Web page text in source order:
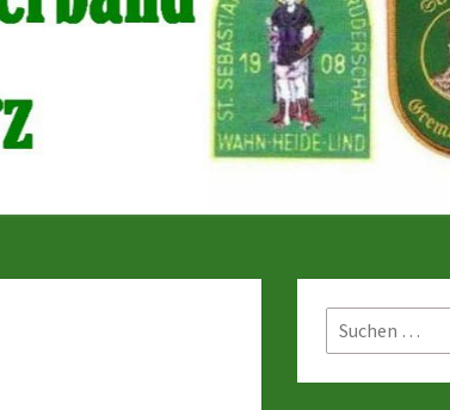
Der
Suchen
nach: